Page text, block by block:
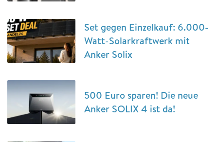
Set gegen Einzelkauf: 6.000-
Watt-Solarkraftwerk mit
Anker Solix
500 Euro sparen! Die neue
Anker SOLIX 4 ist da!